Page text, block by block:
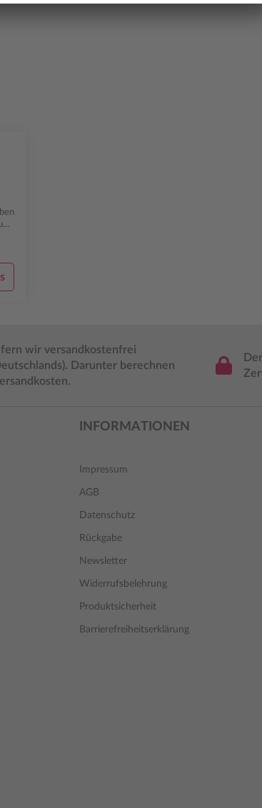
wir versandkostenfrei
Darunter berechnen
INFORMATIONEN
Impressum
AGB
Datenschutz
Rückgabe
Newsletter
Widerrufsbelehrung
Produktsicherheit
Barrierefreiheitserklärung